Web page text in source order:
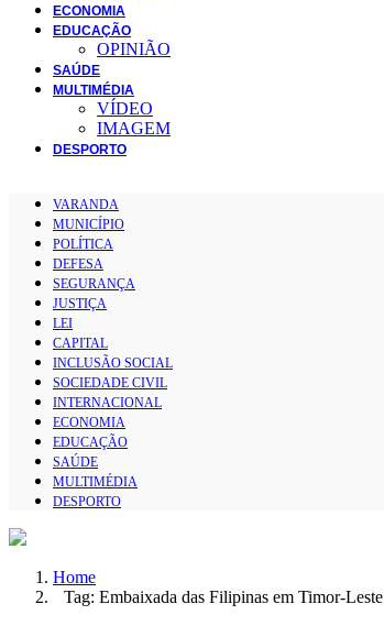
ECONOMIA
EDUCAÇÃO
OPINIÃO
SAÚDE
MULTIMÉDIA
VÍDEO
IMAGEM
DESPORTO
VARANDA
MUNICÍPIO
POLÍTICA
DEFESA
SEGURANÇA
JUSTIÇA
LEI
CAPITAL
INCLUSÃO SOCIAL
SOCIEDADE CIVIL
INTERNACIONAL
ECONOMIA
EDUCAÇÃO
SAÚDE
MULTIMÉDIA
DESPORTO
Home
Tag: Embaixada das Filipinas em Timor-Leste